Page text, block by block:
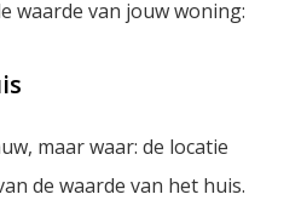
waarde van jouw woning:
maar waar: de locatie
de waarde van het huis.